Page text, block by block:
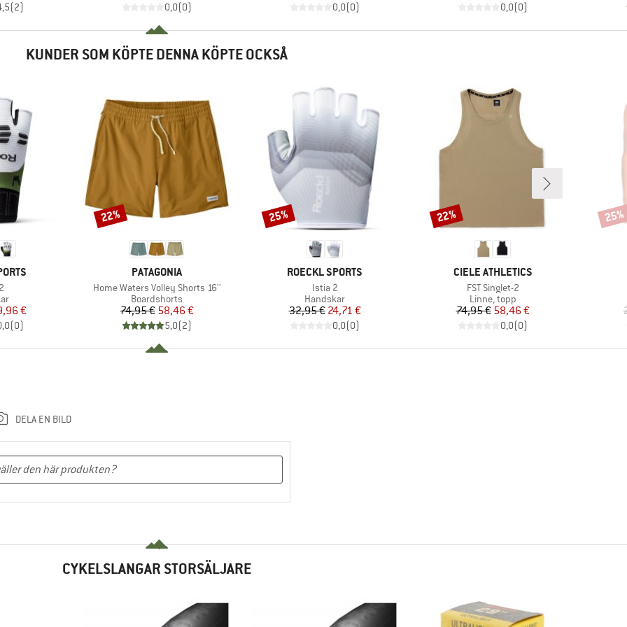
(2) 0,0(0) 0,0(0) 0,0(0)
KUNDER SOM KÖPTE DENNA KÖPTE OCKSÅ
pris
€
(0)
VARUMÄRKE
PATAGONIA
Produkter
Home Waters Volley Shorts 16''
Produktgrupp
Boardshorts
Pris
74,95 € Reducerat pris
58,46 €
5,0(2)
Rabatt
22%
VARUMÄRKE
ROECKL SPORTS
Produkter
Istia 2
Produktgrupp
Handskar
Pris
32,95 €Reducerat pris
24,71 €
0,0(0)
Rabatt
25%
VARUMÄRKE
CIELE ATHLETICS
Produkter
FST Singlet-2
Produktgrupp
Linne, topp
Pris
74,95 € Reducerat pris
58,46 €
0,0(0)
Rabatt
22% 25%
DELA EN BILD
CYKELSLANGAR STORSÄLJARE